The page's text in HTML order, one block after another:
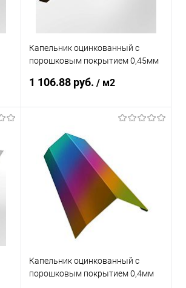
Капельник оцинкованный с
порошковым покрытием 0,45мм
1 106.88 руб./ м2
Купить в 1 клик
В избранное Под заказ
Капельник оцинкованный с
порошковым покрытием 0,4мм